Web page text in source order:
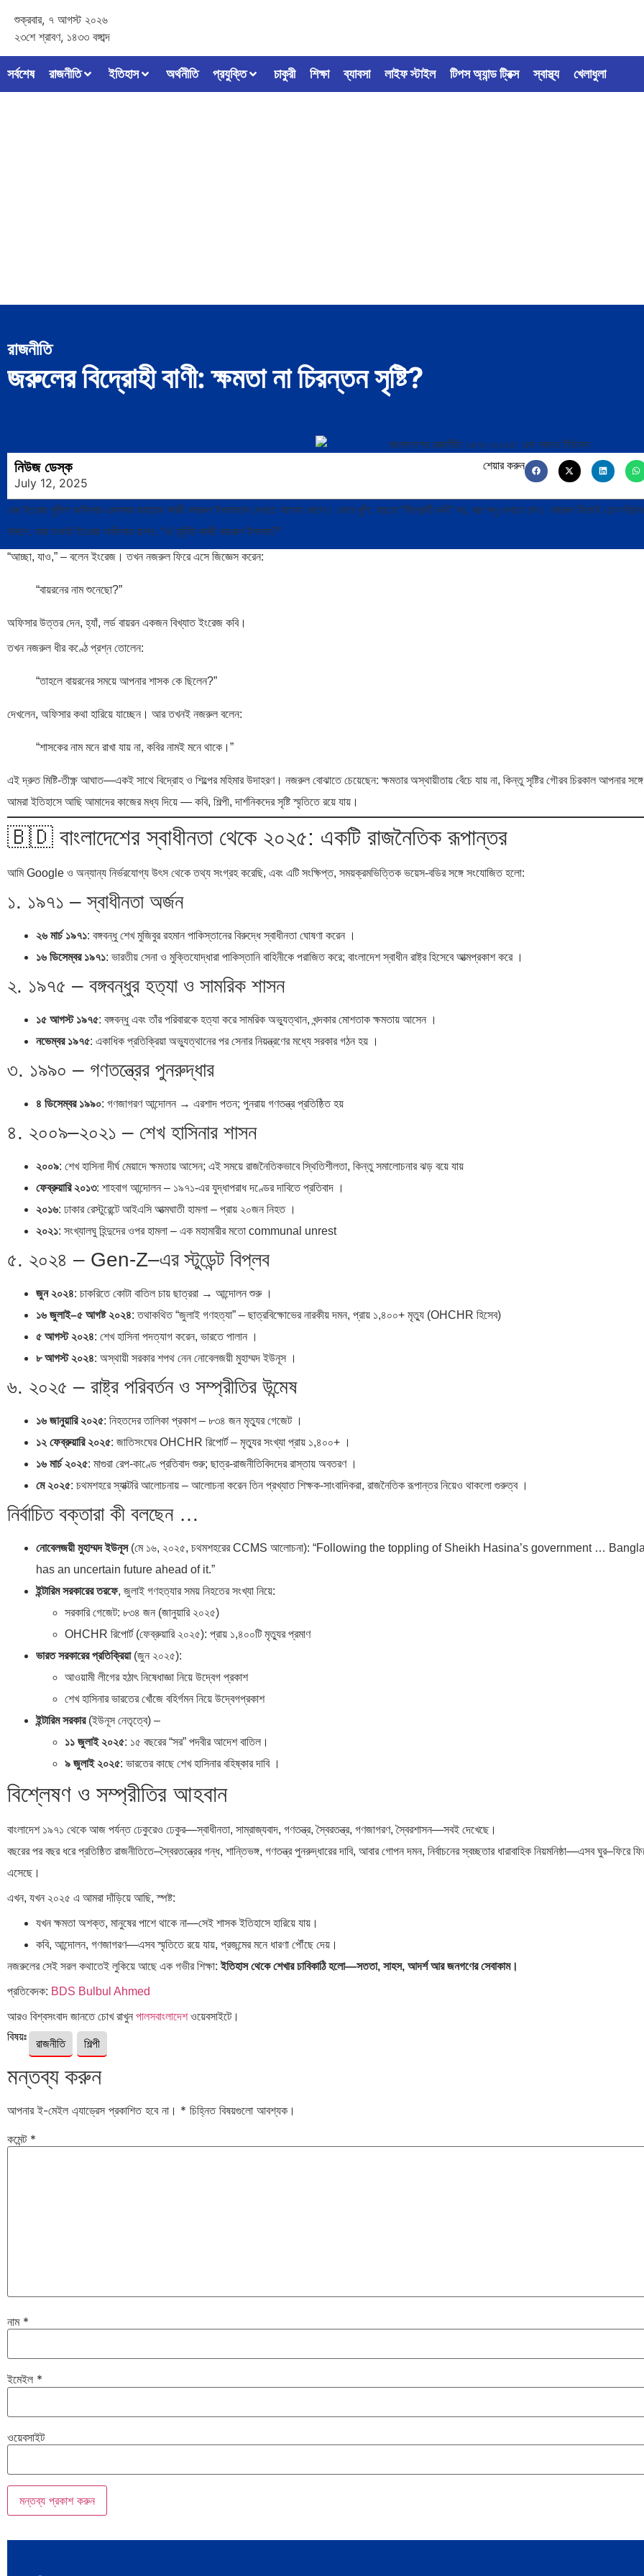
শুক্রবার, ৭ আগস্ট ২০২৬
২৩শে শ্রাবণ, ১৪৩৩ বঙ্গাব্দ
সর্বশেষ রাজনীতি ইতিহাস অর্থনীতি প্রযুক্তি চাকুরী শিক্ষা ব্যাবসা লাইফ স্টাইল টিপস অ্যান্ড ট্রিক্স স্বাস্থ্য খেলাধুলা
রাজনীতি
জরুলের বিদ্রোহী বাণী: ক্ষমতা না চিরন্তন সৃষ্টি?
নিউজ ডেস্ক
July 12, 2025
শেয়ার করুন
এক ইংরেজ পুলিশ অফিসার একসময় জাহাজে কাজী নজরুল ইসলামকে দেখতে আসেন জেলে। ভেবে খুশি, হয়তো “বিদ্রোহী কবি” নয়, বরং শুধু দেখতে চান। নজরুল নিজেই এসে দাঁড়ান
সামনে, আর তখনই ইংরেজ অফিসার বলেন, “ও! তুমিই কাজী নজরুল ইসলাম?”
“আচ্ছা, যাও,” – বলেন ইংরেজ। তখন নজরুল ফিরে এসে জিজ্ঞেস করেন:
“বায়রনের নাম শুনেছো?”
অফিসার উত্তর দেন, হ্যাঁ, লর্ড বায়রন একজন বিখ্যাত ইংরেজ কবি।
তখন নজরুল ধীর কণ্ঠে প্রশ্ন তোলেন:
“তাহলে বায়রনের সময়ে আপনার শাসক কে ছিলেন?”
দেখলেন, অফিসার কথা হারিয়ে যাচ্ছেন। আর তখনই নজরুল বলেন:
“শাসকের নাম মনে রাখা যায় না, কবির নামই মনে থাকে।”
এই দ্রুত মিষ্টি-তীক্ষ্ণ আঘাত—একই সাথে বিদ্রোহ ও শিল্পের মহিমার উদাহরণ। নজরুল বোঝাতে চেয়েছেন: ক্ষমতার অস্থায়ীতায় বেঁচে যায় না, কিন্তু সৃষ্টির গৌরব চিরকাল আপনার
আমরা ইতিহাসে আছি আমাদের কাজের মধ্য দিয়ে — কবি, শিল্পী, দার্শনিকদের সৃষ্টি স্মৃতিতে রয়ে যায়।
🇧🇩 বাংলাদেশের স্বাধীনতা থেকে ২০২৫: একটি রাজনৈতিক রূপান্তর
আমি Google ও অন্যান্য নির্ভরযোগ্য উৎস থেকে তথ্য সংগ্রহ করেছি, এবং এটি সংক্ষিপ্ত, সময়ক্রমভিত্তিক ভয়েস-বডির সঙ্গে সংযোজিত হলো:
১. ১৯৭১ – স্বাধীনতা অর্জন
২৬ মার্চ ১৯৭১: বঙ্গবন্ধু শেখ মুজিবুর রহমান পাকিস্তানের বিরুদ্ধে স্বাধীনতা ঘোষণা করেন ।
১৬ ডিসেম্বর ১৯৭১: ভারতীয় সেনা ও মুক্তিযোদ্ধারা পাকিস্তানি বাহিনীকে পরাজিত করে; বাংলাদেশ স্বাধীন রাষ্ট্র হিসেবে আত্মপ্রকাশ করে ।
২. ১৯৭৫ – বঙ্গবন্ধুর হত‌্যা ও সামরিক শাসন
১৫ আগস্ট ১৯৭৫: বঙ্গবন্ধু এবং তাঁর পরিবারকে হত্যা করে সামরিক অভ্যুত্থান, খন্দকার মোশতাক ক্ষমতায় আসেন ।
নভেম্বর ১৯৭৫: একাধিক প্রতিক্রিয়া অভ্যুত্থানের পর সেনার নিয়ন্ত্রণের মধ্যে সরকার গঠন হয় ।
৩. ১৯৯০ – গণতন্ত্রের পুনরুদ্ধার
৪ ডিসেম্বর ১৯৯০: গণজাগরণ আন্দোলন → এরশাদ পতন; পুনরায় গণতন্ত্র প্রতিষ্ঠিত হয়
৪. ২০০৯–২০২১ – শেখ হাসিনার শাসন
২০০৯: শেখ হাসিনা দীর্ঘ মেয়াদে ক্ষমতায় আসেন; এই সময়ে রাজনৈতিকভাবে স্থিতিশীলতা, কিন্তু সমালোচনার ঝড় বয়ে যায়
ফেব্রুয়ারি ২০১৩: শাহবাগ আন্দোলন – ১৯৭১-এর যুদ্ধাপরাধ দণ্ডের দাবিতে প্রতিবাদ ।
২০১৬: ঢাকার রেস্টুরেন্টে আইএসি আত্মঘাতী হামলা – প্রায় ২০জন নিহত ।
২০২১: সংখ্যালঘু হিন্দুদের ওপর হামলা – এক মহামারীর মতো communal unrest
৫. ২০২৪ – Gen‑Z–এর স্টুডেন্ট বিপ্লব
জুন ২০২৪: চাকরিতে কোটা বাতিল চায় ছাত্ররা → আন্দোলন শুরু ।
১৬ জুলাই–৫ আগষ্ট ২০২৪: তথাকথিত “জুলাই গণহত্যা” – ছাত্রবিক্ষোভের নারকীয় দমন, প্রায় ১,৪০০+ মৃত্যু (OHCHR হিসেব)
৫ আগস্ট ২০২৪: শেখ হাসিনা পদত্যাগ করেন, ভারতে পালান ।
৮ আগস্ট ২০২৪: অস্থায়ী সরকার শপথ নেন নোবেলজয়ী মুহাম্মদ ইউনূস ।
৬. ২০২৫ – রাষ্ট্র পরিবর্তন ও সম্প্রীতির উন্মেষ
১৬ জানুয়ারি ২০২৫: নিহতদের তালিকা প্রকাশ – ৮৩৪ জন মৃত্যুর গেজেট ।
১২ ফেব্রুয়ারি ২০২৫: জাতিসংঘের OHCHR রিপোর্ট – মৃত্যুর সংখ্যা প্রায় ১,৪০০+ ।
১৬ মার্চ ২০২৫: মাগুরা রেপ-কাণ্ডে প্রতিবাদ শুরু; ছাত্র-রাজনীতিবিদদের রাস্তায় অবতরণ ।
মে ২০২৫: চথমশহরে স্যাক্টরি আলোচনায় – আলোচনা করেন তিন প্রখ্যাত শিক্ষক-সাংবাদিকরা, রাজনৈতিক রূপান্তর নিয়েও থাকলো গুরুত্ব ।
নির্বাচিত বক্তারা কী বলছেন …
নোবেলজয়ী মুহাম্মদ ইউনূস(মে ১৬, ২০২৫, চথমশহরের CCMS আলোচনা): “Following the toppling of Sheikh Hasina’s government …
has an uncertain future ahead of it.”
ইন্টারিম সরকারের তরফে, জুলাই গণহত্যার সময় নিহতের সংখ্যা নিয়ে:
সরকারি গেজেট: ৮৩৪ জন (জানুয়ারি ২০২৫)
OHCHR রিপোর্ট (ফেব্রুয়ারি ২০২৫): প্রায় ১,৪০০টি মৃত্যুর প্রমাণ
ভারত সরকারের প্রতিক্রিয়া(জুন ২০২৫):
আওয়ামী লীগের হঠাৎ নিষেধাজ্ঞা নিয়ে উদ্বেগ প্রকাশ
শেখ হাসিনার ভারতের খোঁজে বহির্গমন নিয়ে উদ্বেগপ্রকাশ
ইন্টারিম সরকার(ইউনূস নেতৃত্বে) –
১১ জুলাই ২০২৫: ১৫ বছরের “সর” পদবীর আদেশ বাতিল।
৯ জুলাই ২০২৫: ভারতের কাছে শেখ হাসিনার বহিষ্কার দাবি ।
বিশ্লেষণ ও সম্প্রীতির আহবান
বাংলাদেশ ১৯৭১ থেকে আজ পর্যন্ত ঢেকুরেও ঢেকুর—স্বাধীনতা, সাম্রাজ্যবাদ, গণতন্ত্র, স্বৈরতন্ত্র, গণজাগরণ, স্বৈরশাসন—সবই দেখেছে।
বছরের পর বছর ধরে প্রতিষ্ঠিত রাজনীতিতে–স্বৈরতন্ত্রের গন্ধ, শান্তিভঙ্গ, গণতন্ত্র পুনরুদ্ধারের দাবি, আবার গোপন দমন, নির্বাচনের স্বচ্ছতার ধারাবাহিক নিয়মনিষ্ঠা—এসব ঘুর–ফিরে
এসেছে।
এখন, যখন ২০২৫ এ আমরা দাঁড়িয়ে আছি, স্পষ্ট:
যখন ক্ষমতা অশক্ত, মানুষের পাশে থাকে না—সেই শাসক ইতিহাসে হারিয়ে যায়।
কবি, আন্দোলন, গণজাগরণ—এসব স্মৃতিতে রয়ে যায়, প্রজন্মের মনে ধারণা পৌঁছে দেয়।
নজরুলের সেই সরল কথাতেই লুকিয়ে আছে এক গভীর শিক্ষা:ইতিহাস থেকে শেখার চাবিকাঠি হলো—সততা, সাহস, আদর্শ আর জনগণের সেবাকাম।
প্রতিবেদক: BDS Bulbul Ahmed
আরও বিশ্বসংবাদ জানতে চোখ রাখুন পালসবাংলাদেশওয়েবসাইটে।
বিষয়ঃ
রাজনীতি শিল্পী
মন্তব্য করুন
আপনার ই-মেইল এ্যাড্রেস প্রকাশিত হবে না। * চিহ্নিত বিষয়গুলো আবশ্যক।
কমেন্ট *
নাম *
ইমেইল *
ওয়েবসাইট